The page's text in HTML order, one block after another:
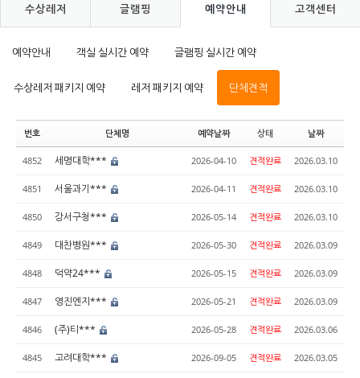
수상레저 글램핑 예약안내 고객센터
예약안내 객실 실시간 예약 글램핑 실시간 예약
수상레저 패키지 예약 레저 패키지 예약 단체견적
번호 단체명 예약날짜 상태 날짜
4852 세명대학*** 2026-04-10 견적완료 2026.03.10
4851 서울과기*** 2026-04-11 견적완료 2026.03.10
4850 강서구청*** 2026-05-14 견적완료 2026.03.10
4849 대찬병원*** 2026-05-30 견적완료 2026.03.09
4848 덕약24*** 2026-05-15 견적완료 2026.03.09
4847 영진엔지*** 2026-05-21 견적완료 2026.03.09
4846 (주)티*** 2026-05-28 견적완료 2026.03.06
4845 고려대학*** 2026-09-05 견적완료 2026.03.05